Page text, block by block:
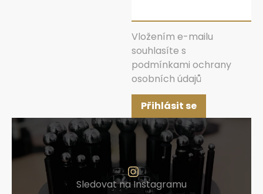
Vložením e-mailu
souhlasíte s
podmínkami ochrany
osobních údajů
Přihlásit se
Sledovat na Instagramu